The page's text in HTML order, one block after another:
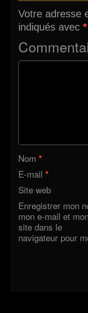
Votre adresse
indiqués avec *
Nom *
E-mail *
Site web
Enregistrer mon
mon e-mail et
site dans le
navigateur pour